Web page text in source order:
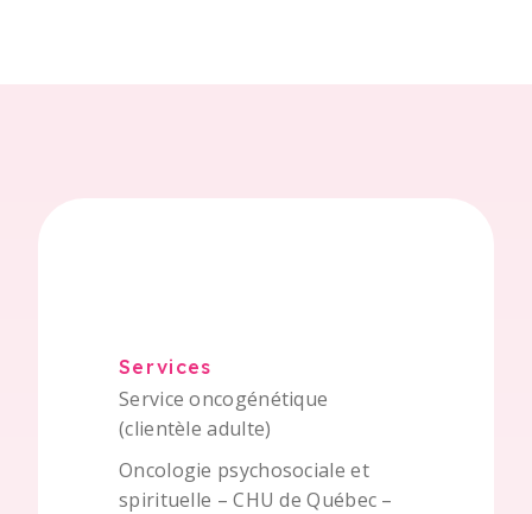
Services
Service oncogénétique
(clientèle adulte)
Oncologie psychosociale et
spirituelle – CHU de Québec –